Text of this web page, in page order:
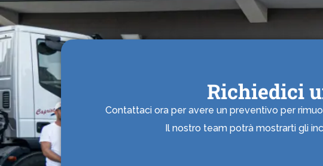
Richiedici
Contattaci ora per avere un preventivo per
Il nostro team potrà mostrarti gli